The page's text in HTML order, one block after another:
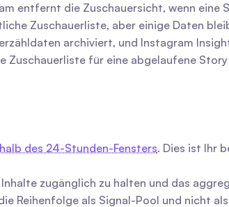
entfernt die Zuschauersicht, wenn
Zuschauerliste, aber einige Daten
archiviert, und Instagram
für eine abgelaufene
des 24-Stunden-Fensters. Dies ist Ihr
zugänglich zu halten und das
Reihenfolge als Signal-Pool und nicht